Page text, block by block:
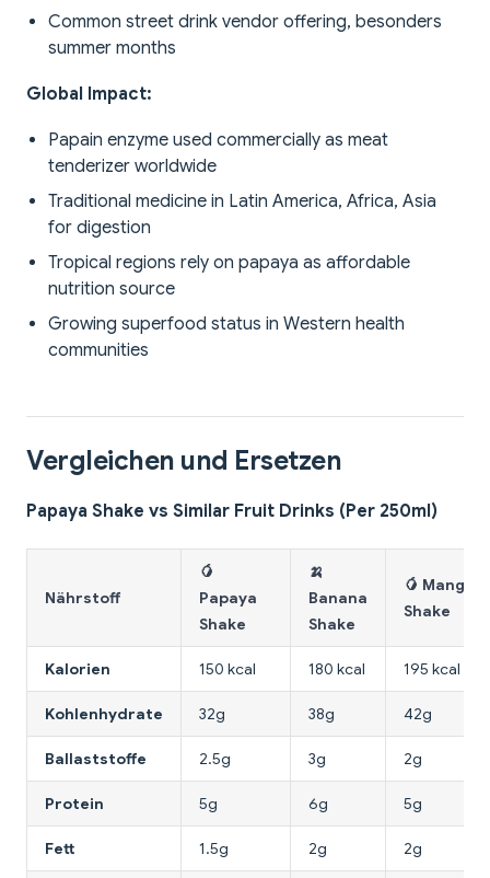
Common street drink vendor offering, besonders
summer months
Global Impact:
Papain enzyme used commercially as meat
tenderizer worldwide
Traditional medicine in Latin America, Africa, Asia
for digestion
Tropical regions rely on papaya as affordable
nutrition source
Growing superfood status in Western health
communities
Vergleichen und Ersetzen
Papaya Shake vs Similar Fruit Drinks (Per 250ml)
Nährstoff
🥭
Papaya
Shake
🍌
Banana
Shake
🥭 Mango
Shake
Kalorien 150 kcal 180 kcal 195 kcal
Kohlenhydrate 32g 38g 42g
Ballaststoffe 2.5g 3g 2g
Protein 5g 6g 5g
Fett 1.5g 2g 2g